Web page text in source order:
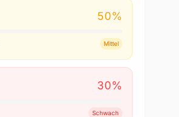
50%
Mittel
30%
Schwach